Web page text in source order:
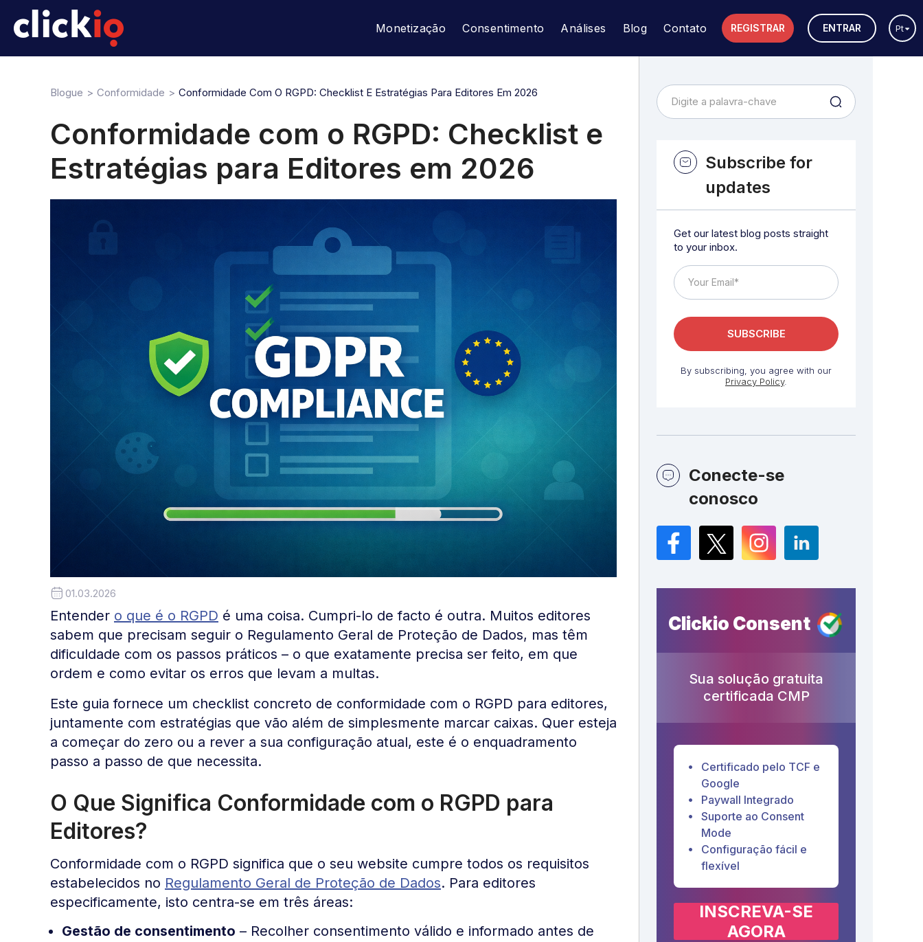
REGISTRAR ENTRAR Pt
Monetização Consentimento Análises Blog Contato
Blogue Conformidade Conformidade Com O RGPD: Checklist E Estratégias Para Editores Em 2026
Conformidade com o RGPD: Checklist e
Estratégias para Editores em 2026
01.03.2026
Entender o que é o RGPD é uma coisa. Cumpri-lo de facto é outra. Muitos editores
sabem que precisam seguir o Regulamento Geral de Proteção de Dados, mas têm
dificuldade com os passos práticos – o que exatamente precisa ser feito, em que
ordem e como evitar os erros que levam a multas.
Este guia fornece um checklist concreto de conformidade com o RGPD para editores,
juntamente com estratégias que vão além de simplesmente marcar caixas. Quer esteja
a começar do zero ou a rever a sua configuração atual, este é o enquadramento
passo a passo de que necessita.
O Que Significa Conformidade com o RGPD para
Editores?
Conformidade com o RGPD significa que o seu website cumpre todos os requisitos
estabelecidos no Regulamento Geral de Proteção de Dados. Para editores
especificamente, isto centra-se em três áreas:
Gestão de consentimento – Recolher consentimento válido e informado antes de
Subscribe for
updates
Get our latest blog posts straight
to your inbox.
By subscribing, you agree with our
Privacy Policy.
Conecte-se
conosco
Facebook
TwitterInstagramLinkedIn
Clickio Consent
Sua solução gratuita
certificada CMP
Certificado pelo TCF e
Google
Paywall Integrado
Suporte ao Consent
Mode
Configuração fácil e
flexível
INSCREVA-SE
AGORA